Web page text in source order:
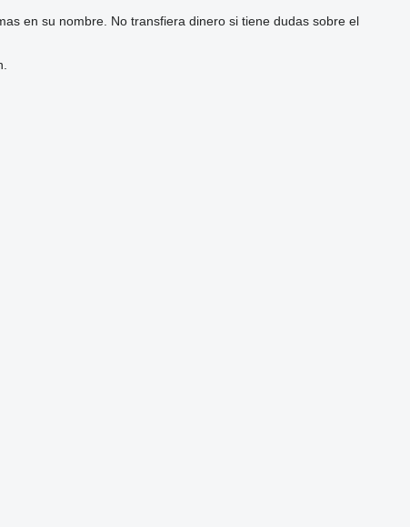
en su nombre. No transfiera dinero si tiene dudas sobre el